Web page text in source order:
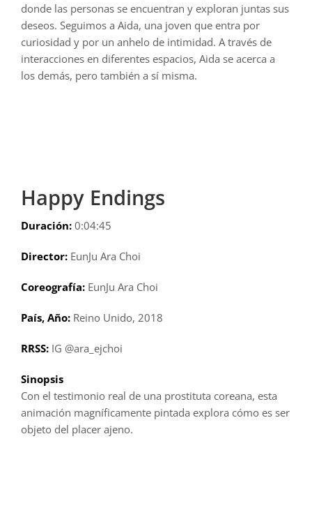
donde las personas se encuentran y exploran juntas sus
deseos. Seguimos a Aida, una joven que entra por
curiosidad y por un anhelo de intimidad. A través de
interacciones en diferentes espacios, Aida se acerca a
los demás, pero también a sí misma.
Happy Endings
Duración: 0:04:45
Director:EunJu Ara Choi
Coreografía:EunJu Ara Choi
País, Año:Reino Unido, 2018
RRSS:IG @ara_ejchoi
Sinopsis
Con el testimonio real de una prostituta coreana, esta
animación magníficamente pintada explora cómo es ser
objeto del placer ajeno.